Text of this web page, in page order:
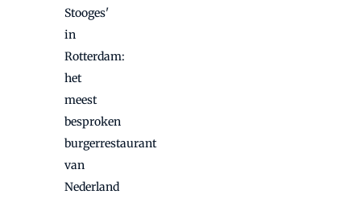
Stooges'
in
Rotterdam:
het
meest
besproken
burgerrestaurant
van
Nederland